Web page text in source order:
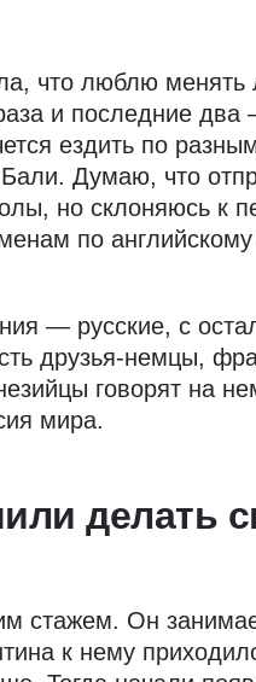
что люблю менять
и последние два
ездить по
Думаю, что
но склоняюсь к
по
— русские, с
друзья-немцы,
говорят на
мира.
делать
стажем. Он
к нему